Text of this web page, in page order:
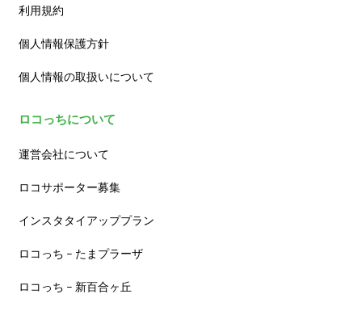
利用規約
個人情報保護方針
個人情報の取扱いについて
ロコっちについて
運営会社について
ロコサポーター募集
インスタタイアッププラン
ロコっち – たまプラーザ
ロコっち – 新百合ヶ丘